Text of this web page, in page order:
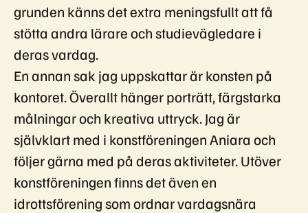
grunden känns det extra meningsfullt att få
stötta andra lärare och studievägledare i
deras vardag.
En annan sak jag uppskattar är konsten på
kontoret. Överallt hänger porträtt, färgstarka
målningar och kreativa uttryck. Jag är
självklart med i konstföreningen Aniara och
följer gärna med på deras aktiviteter. Utöver
konstföreningen finns det även en
idrottsförening som ordnar vardagsnära